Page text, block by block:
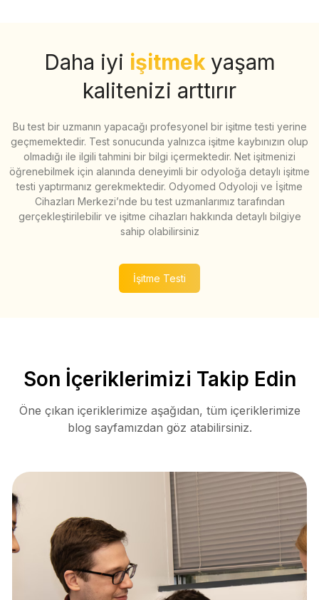
Daha iyi işitmek yaşam
kalitenizi arttırır
Bu test bir uzmanın yapacağı profesyonel bir işitme testi yerine
geçmemektedir. Test sonucunda yalnızca işitme kaybınızın olup
olmadığı ile ilgili tahmini bir bilgi içermektedir. Net işitmenizi
öğrenebilmek için alanında deneyimli bir odyoloğa detaylı işitme
testi yaptırmanız gerekmektedir. Odyomed Odyoloji ve İşitme
Cihazları Merkezi’nde bu test uzmanlarımız tarafından
gerçekleştirilebilir ve işitme cihazları hakkında detaylı bilgiye
sahip olabilirsiniz
İşitme Testi
Son İçeriklerimizi Takip Edin
Öne çıkan içeriklerimize aşağıdan, tüm içeriklerimize
blog sayfamızdan göz atabilirsiniz.